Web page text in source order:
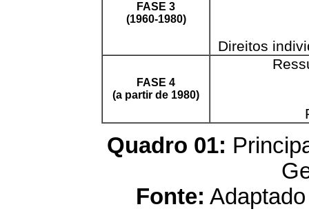
FASE 3
(1960-1980)
Direitos
FASE 4
(a partir de 1980)
Quadro 01:
Fonte: